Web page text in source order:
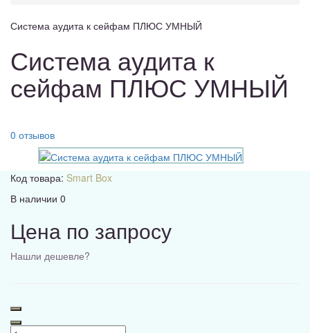
Система аудита к сейфам ПЛЮС УМНЫЙ
Система аудита к
сейфам ПЛЮС УМНЫЙ
0 отзывов
Код товара: Smart Box
В наличии 0
Цена по запросу
Нашли дешевле?